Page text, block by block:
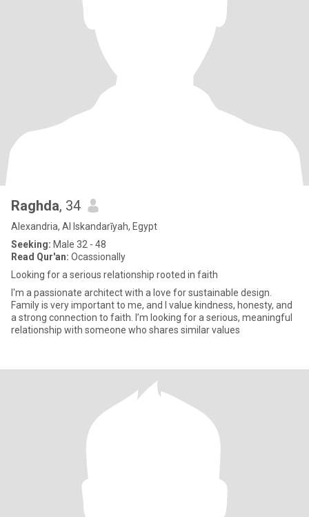
Raghda, 34
Alexandria, Al Iskandarīyah, Egypt
Seeking: Male 32 - 48
Read Qur'an: Ocassionally
Looking for a serious relationship rooted in faith
I'm a passionate architect with a love for sustainable design.
Family is very important to me, and I value kindness, honesty, and
a strong connection to faith. I’m looking for a serious, meaningful
relationship with someone who shares similar values